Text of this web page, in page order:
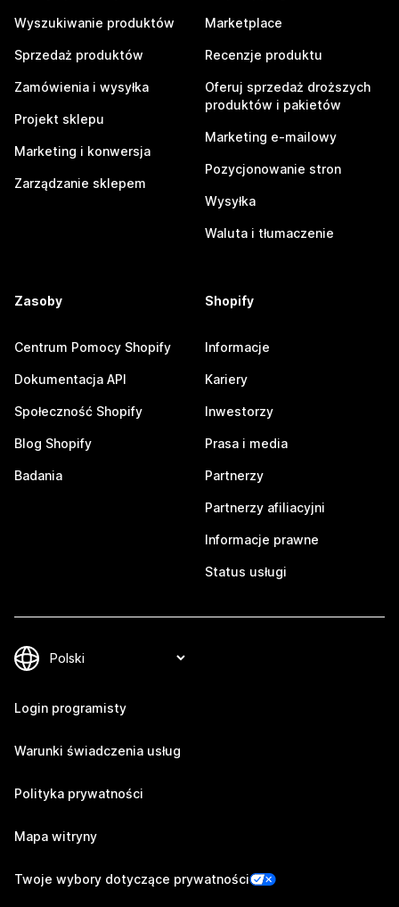
Wyszukiwanie produktów
Sprzedaż produktów
Zamówienia i wysyłka
Projekt sklepu
Marketing i konwersja
Zarządzanie sklepem
Marketplace
Recenzje produktu
Oferuj sprzedaż droższych
produktów i pakietów
Marketing e-mailowy
Pozycjonowanie stron
Wysyłka
Waluta i tłumaczenie
Zasoby
Centrum Pomocy Shopify
Dokumentacja API
Społeczność Shopify
Blog Shopify
Badania
Shopify
Informacje
Kariery
Inwestorzy
Prasa i media
Partnerzy
Partnerzy afiliacyjni
Informacje prawne
Status usługi
Login programisty
Warunki świadczenia usług
Polityka prywatności
Mapa witryny
Twoje wybory dotyczące prywatności